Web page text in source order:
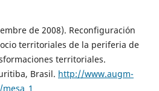
de 2008). Reconfiguración
territoriales de la periferia de
territoriales.
Brasil. http://www.augm-